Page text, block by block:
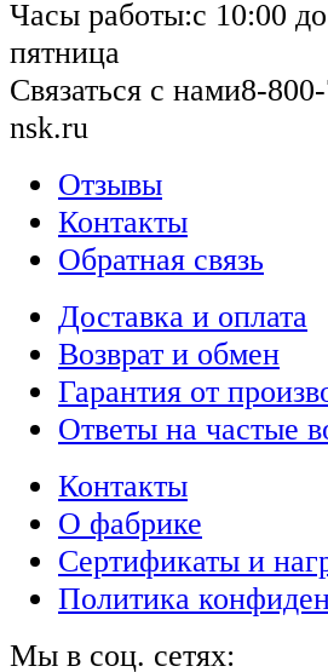
Часы работы:с 10:00
пятница
Связаться с нами8-
nsk.ru
Отзывы
Контакты
Обратная связь
Доставка и оплата
Возврат и обмен
Гарантия от
Ответы на частые
Контакты
О фабрике
Сертификаты и
Политика
Мы в соц. сетях: